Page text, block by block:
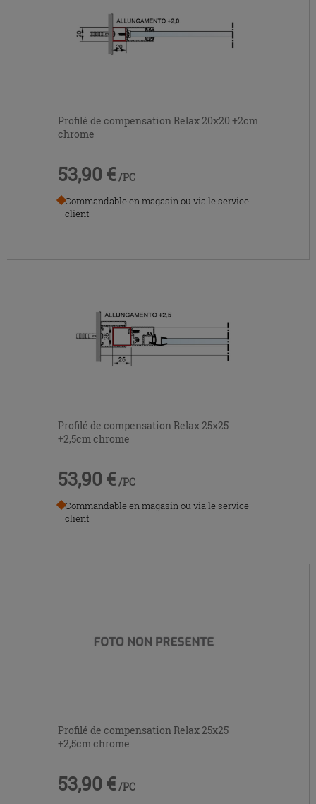
Profilé de compensation Relax 20x20 +2cm
chrome
53,90 € /PC
Commandable en magasin ou via le service
client
Profilé de compensation Relax 25x25
+2,5cm chrome
53,90 € /PC
Commandable en magasin ou via le service
client
Profilé de compensation Relax 25x25
+2,5cm chrome
53,90 € /PC